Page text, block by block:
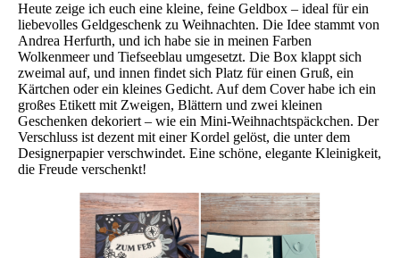
Heute zeige ich euch eine kleine, feine Geldbox – ideal für ein
liebevolles Geldgeschenk zu Weihnachten. Die Idee stammt von
Andrea Herfurth, und ich habe sie in meinen Farben
Wolkenmeer und Tiefseeblau umgesetzt. Die Box klappt sich
zweimal auf, und innen findet sich Platz für einen Gruß, ein
Kärtchen oder ein kleines Gedicht. Auf dem Cover habe ich ein
großes Etikett mit Zweigen, Blättern und zwei kleinen
Geschenken dekoriert – wie ein Mini-Weihnachtspäckchen. Der
Verschluss ist dezent mit einer Kordel gelöst, die unter dem
Designerpapier verschwindet. Eine schöne, elegante Kleinigkeit,
die Freude verschenkt!